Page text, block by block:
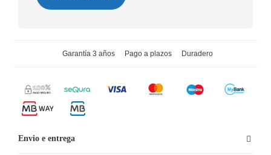
Garantía 3 años Pago a plazos Duradero
Envio e entrega